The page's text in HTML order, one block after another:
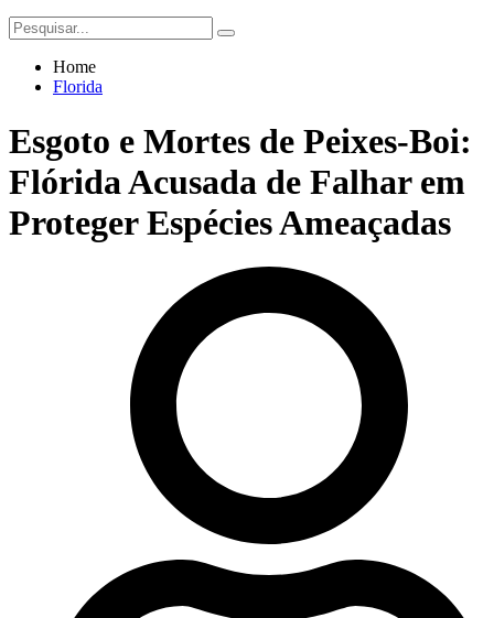
Home
Florida
Esgoto e Mortes de Peixes-Boi:
Flórida Acusada de Falhar em
Proteger Espécies Ameaçadas